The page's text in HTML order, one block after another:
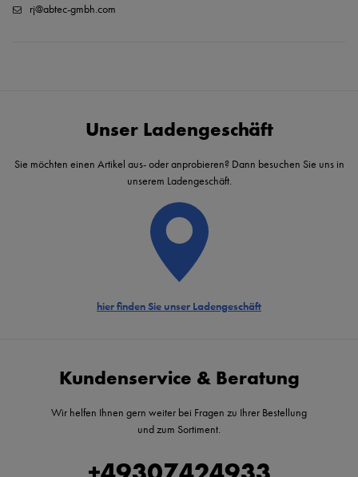
rj@abtec-gmbh.com
Unser Ladengeschäft
Sie möchten einen Artikel aus- oder anprobieren? Dann besuchen Sie uns in
unserem Ladengeschäft.
hier finden Sie unser Ladengeschäft
Kundenservice & Beratung
Wir helfen Ihnen gern weiter bei Fragen zu Ihrer Bestellung
und zum Sortiment.